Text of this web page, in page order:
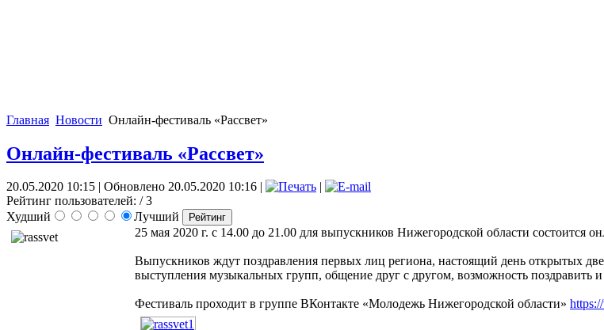
Главная Новости Онлайн-фестиваль «Рассвет»
Онлайн-фестиваль «Рассвет»
20.05.2020 10:15 Обновлено 20.05.2020 10:16
Рейтинг пользователей: / 3
Худший
Лучший
25 мая 2020 г. с 14.00 до 21.00 для выпускников Нижегородской области состоится
Выпускников ждут поздравления первых лиц региона, настоящий день открытых
выступления музыкальных групп, общение друг с другом, возможность поздравить и
Фестиваль проходит в группе ВКонтакте «Молодежь Нижегородской области»